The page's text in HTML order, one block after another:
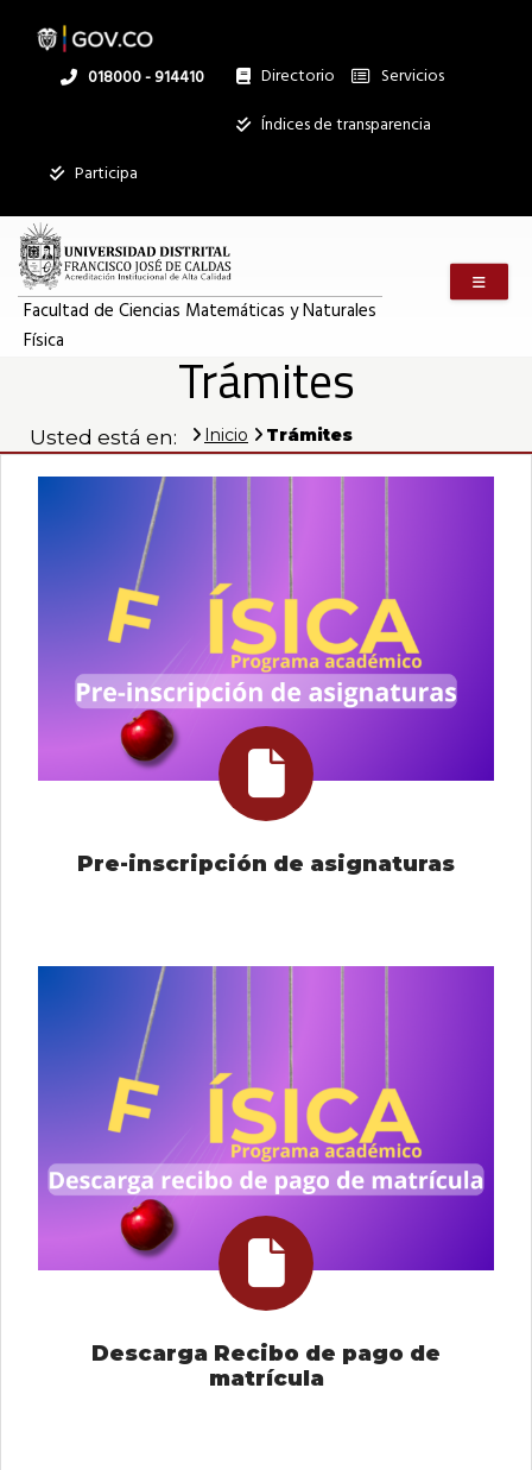
contenido
Linea
018000 - 914410 Directorio
Institucional
Servicios
Índices de transparencia
Participa
Facultad de Ciencias Matemáticas y Naturales
Física
Trámites
Usted está en: Inicio Trámites
Pre-inscripción de asignaturas
Descarga Recibo de pago de
matrícula